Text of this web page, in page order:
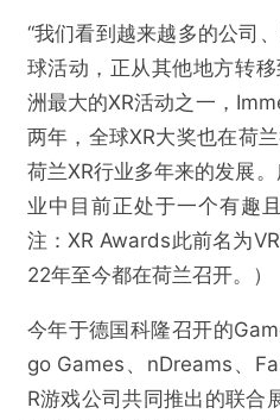
欺诈 色
不实信息 违法
提
“我们看到越来越多的公司
球活动，正从其他地方转
洲最大的XR活动之一，
两年，全球XR大奖也在荷
荷兰XR行业多年来的发展
业中目前正处于一个有趣
注：XR Awards此前名为
22年至今都在荷兰召开。）
今年于德国科隆召开的
go Games、nDreams、
R游戏公司共同推出的联合